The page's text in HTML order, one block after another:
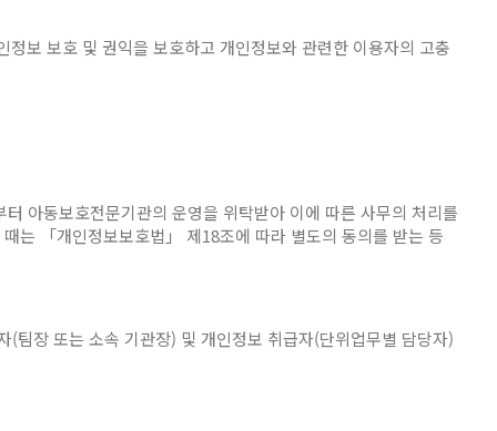
보 보호 및 권익을 보호하고 개인정보와 관련한 이용자의 고충
아동보호전문기관의 운영을 위탁받아 이에 따른 사무의 처리를
는 「개인정보보호법」 제18조에 따라 별도의 동의를 받는 등
장 또는 소속 기관장) 및 개인정보 취급자(단위업무별 담당자)